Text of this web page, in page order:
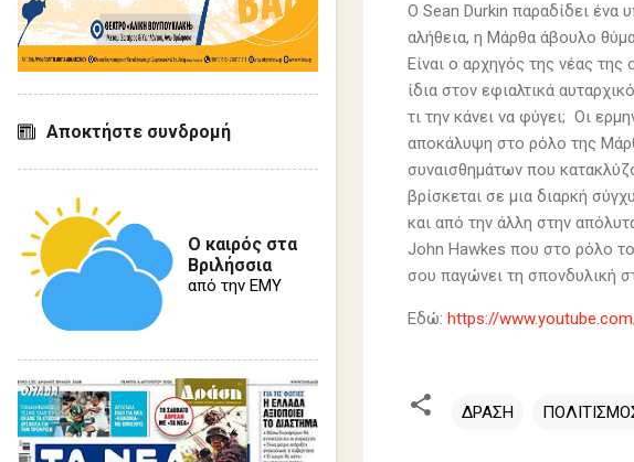
Ο Sean Durkin παραδίδει ένα
αλήθεια, η Μάρθα άβουλο
Είναι ο αρχηγός της νέας
ίδια στον εφιαλτικά
τι την κάνει να φύγει; Οι
αποκάλυψη στο ρόλο της
συναισθημάτων που
βρίσκεται σε μια διαρκή
και από την άλλη στην
John Hawkes που στο ρόλο
σου παγώνει τη σπονδυλική
Εδώ: https://
ΔΡΑΣΗ
Αποκτήστε συνδρομή
Ο καιρός στα
Βριλήσσια
από την ΕΜΥ